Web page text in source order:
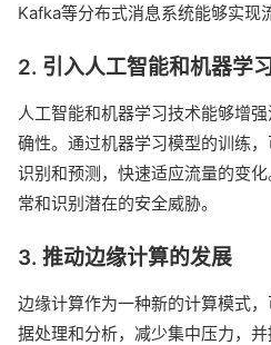
Kafka等分布式消息系统能够实现
2. 引入人工智能和机器学
人工智能和机器学习技术能够增
确性。通过机器学习模型的训练
识别和预测，快速适应流量的变
常和识别潜在的安全威胁。
3. 推动边缘计算的发展
边缘计算作为一种新的计算模式
据处理和分析，减少集中压力，